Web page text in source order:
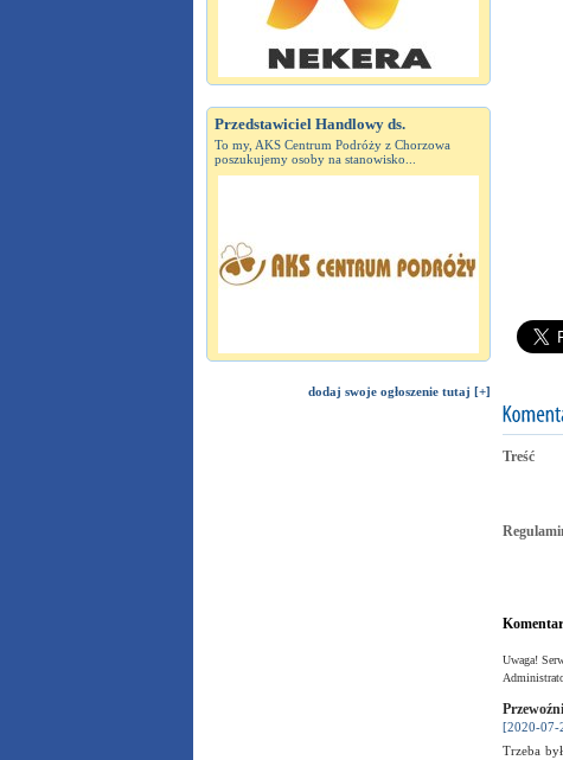
Przedstawiciel Handlowy ds.
To my, AKS Centrum Podróży z Chorzowa
poszukujemy osoby na stanowisko...
dodaj swoje ogłoszenie tutaj [+]
Treść
Uwaga!
[2020-07-
Trzeba